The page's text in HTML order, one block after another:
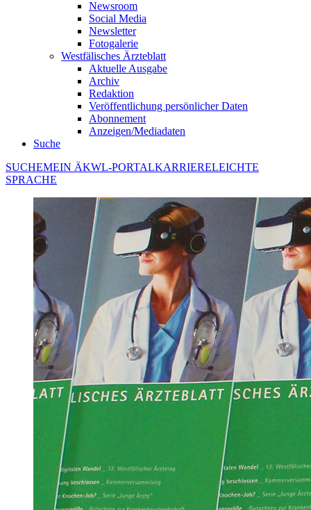
Newsroom
Social Media
Newsletter
Fotogalerie
Westfälisches Ärzteblatt
Aktuelle Ausgabe
Archiv
Redaktion
Veröffentlichung persönlicher Daten
Abonnement
Anzeigen/Mediadaten
Suche
SUCHEMEIN ÄKWL-PORTALKARRIERELEICHTE
SPRACHE